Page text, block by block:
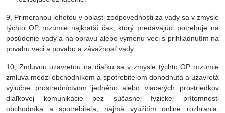
9, Primeranou lehotou v oblasti zodpovednosti za vady sa v zmysle
týchto OP rozumie najkratší čas, ktorý predávajúci potrebuje na
posúdenie vady a na opravu alebo výmenu veci s prihliadnutím na
povahu veci a povahu a závažnosť vady.
10, Zmluvou uzavretou na diaľku sa v zmysle týchto OP rozumie
zmluva medzi obchodníkom a spotrebiteľom dohodnutá a uzavretá
výlučne prostredníctvom jedného alebo viacerých prostriedkov
diaľkovej komunikácie bez súčasnej fyzickej prítomnosti
obchodníka a spotrebiteľa, najmä využitím online rozhrania,